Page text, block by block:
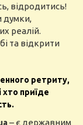
відродитись!
думки,
реалій.
та відкрити
ретриту,
хто приїде
– є державним